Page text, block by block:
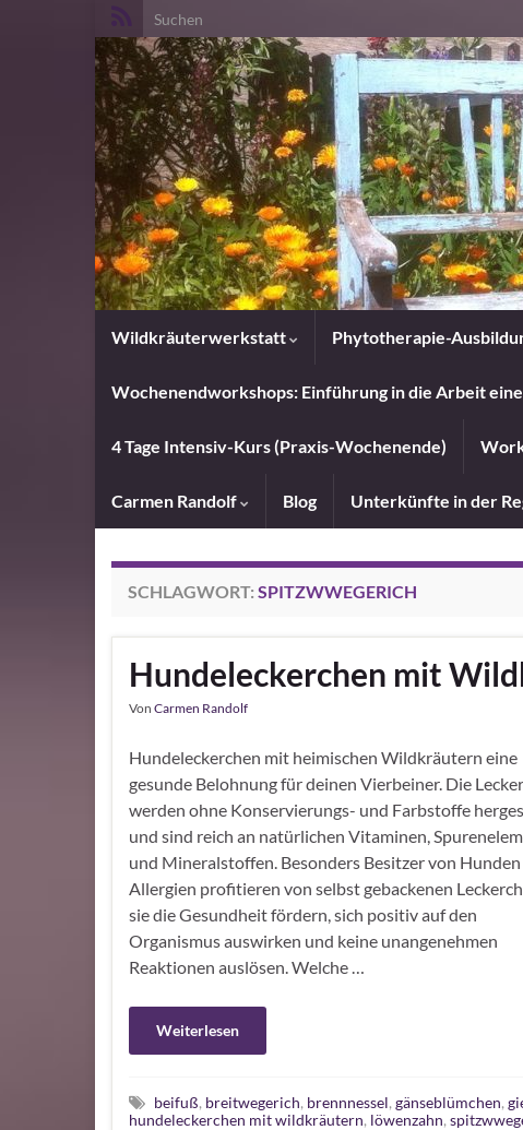
Search for:
Wildkräuterwerkstatt Phytotherapie-
Wochenendworkshops: Einführung in die Arbeit
4 Tage Intensiv-Kurs (Praxis-Wochenende)
Carmen Randolf Blog Unterkünfte in der
SCHLAGWORT: SPITZWWEGERICH
Hundeleckerchen mit
Von Carmen Randolf
Hundeleckerchen mit heimischen Wildkräutern eine
gesunde Belohnung für deinen Vierbeiner. Die
werden ohne Konservierungs- und Farbstoffe
und sind reich an natürlichen Vitaminen,
und Mineralstoffen. Besonders Besitzer von
Allergien profitieren von selbst gebackenen
sie die Gesundheit fördern, sich positiv auf den
Organismus auswirken und keine unangenehmen
Reaktionen auslösen. Welche …
Weiterlesen
beifuß, breitwegerich, brennnessel, gänseblümchen,
hundeleckerchen mit wildkräutern, löwenzahn,